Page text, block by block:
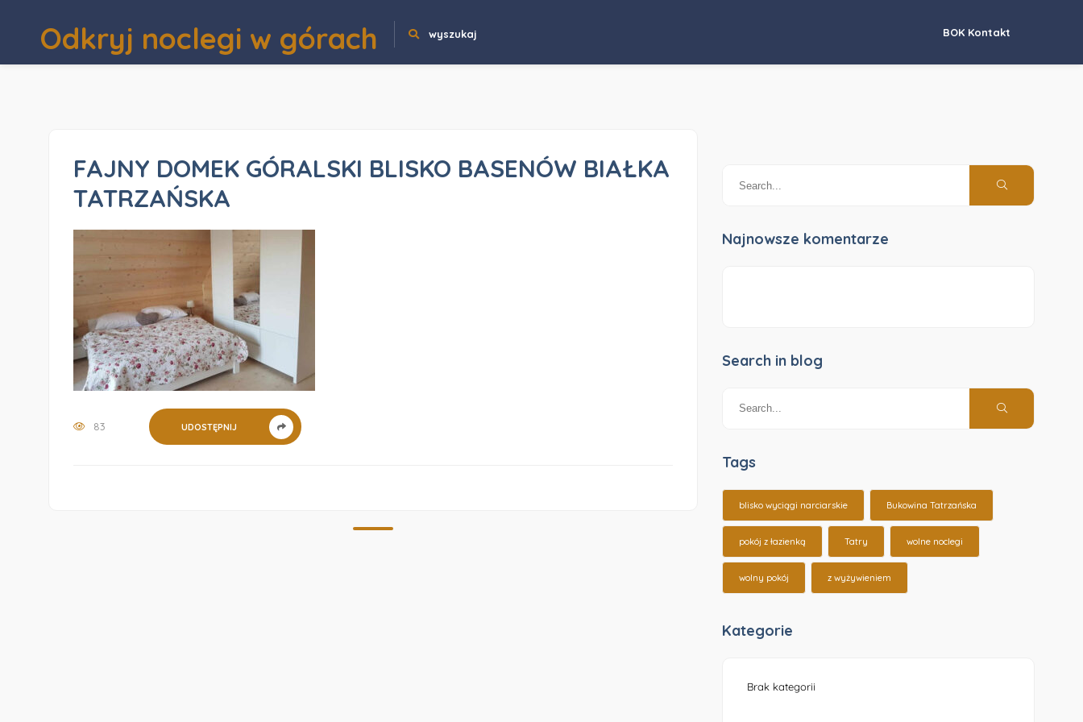
Odkryj noclegi w górach wyszukaj BOK Kontakt
FAJNY DOMEK GÓRALSKI BLISKO BASENÓW BIAŁKA
TATRZAŃSKA
83 UDOSTĘPNIJ
Najnowsze komentarze
Search in blog
Tags
blisko wyciągi narciarskie Bukowina Tatrzańska
pokój z łazienką Tatry wolne noclegi
wolny pokój z wyżywieniem
Kategorie
Brak kategorii